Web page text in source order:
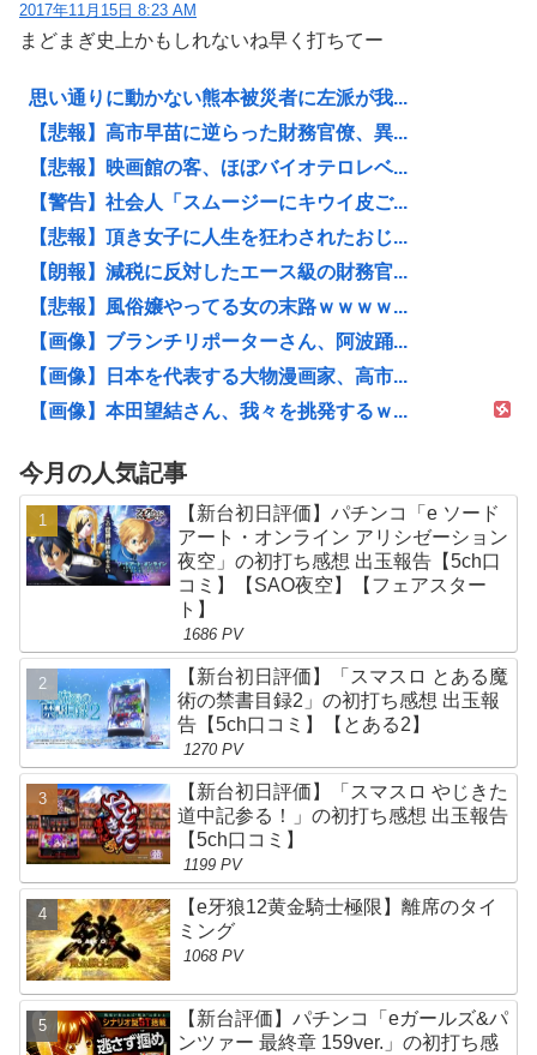
2017年11月15日 8:23 AM
まどまぎ史上かもしれないね早く打ちてー
思い通りに動かない熊本被災者に左派が我...
【悲報】高市早苗に逆らった財務官僚、異...
【悲報】映画館の客、ほぼバイオテロレベ...
【警告】社会人「スムージーにキウイ皮ご...
【悲報】頂き女子に人生を狂わされたおじ...
【朗報】減税に反対したエース級の財務官...
【悲報】風俗嬢やってる女の末路ｗｗｗｗ...
【画像】ブランチリポーターさん、阿波踊...
【画像】日本を代表する大物漫画家、高市...
【画像】本田望結さん、我々を挑発するｗ...
今月の人気記事
【新台初日評価】パチンコ「e ソード
アート・オンライン アリシゼーション
夜空」の初打ち感想 出玉報告【5ch口
コミ】【SAO夜空】【フェアスター
ト】
1686 PV
【新台初日評価】「スマスロ とある魔
術の禁書目録2」の初打ち感想 出玉報
告【5ch口コミ】【とある2】
1270 PV
【新台初日評価】「スマスロ やじきた
道中記参る！」の初打ち感想 出玉報告
【5ch口コミ】
1199 PV
【e牙狼12黄金騎士極限】離席のタイ
ミング
1068 PV
【新台評価】パチンコ「eガールズ&パ
ンツァー 最終章 159ver.」の初打ち感